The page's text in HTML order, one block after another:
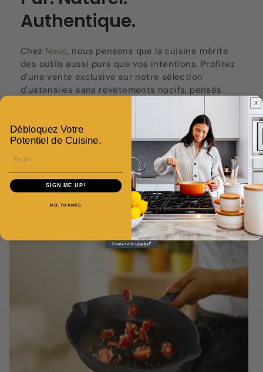
Authentique.
Chez Nous, nous pensons que la cuisine mérite
des outils aussi purs que vos intentions. Profitez
d’une vente exclusive sur notre sélection
d’ustensiles sans revêtements nocifs, pensés
Meilleur pour votre santé
Meilleur pour l’environnement
Débloquez Votre
Potentiel de Cuisine.
SIGN ME UP!
NO, THANKS